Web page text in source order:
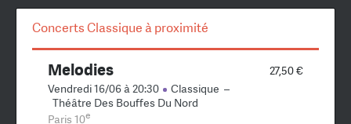
Concerts Classique à proximité
27,50 €
Melodies
Vendredi 16/06 à 20:30 Classique –
Théâtre Des Bouffes Du Nord
Paris 10e